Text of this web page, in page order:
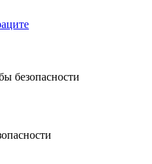
безопасности